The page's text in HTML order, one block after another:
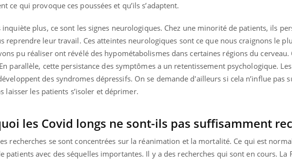
ce qui provoque ces poussées et qu’ils s’adaptent.
inquiète plus, ce sont les signes neurologiques. Chez une minorité de patients, ils
reprendre leur travail. Ces atteintes neurologiques sont ce que nous craignons le
pu réaliser ont révélé des hypométabolismes dans certaines régions du cerveau.
parallèle, cette persistance des symptômes a un retentissement psychologique.
des syndromes dépressifs. On se demande d'ailleurs si cela n’influe pas
laisser les patients s’isoler et déprimer.
les Covid longs ne sont-ils pas suffisamment
recherches se sont concentrées sur la réanimation et la mortalité. Ce qui est
patients avec des séquelles importantes. Il y a des recherches qui sont en cours. La